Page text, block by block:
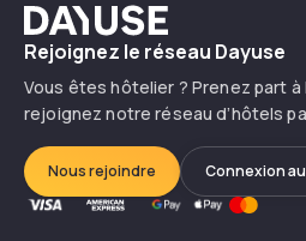
Dayuse
Rejoignez le réseau Dayuse
Vous êtes hôtelier ? Prenez part à
rejoignez notre réseau d’hôtels
Nous rejoindre Connexion